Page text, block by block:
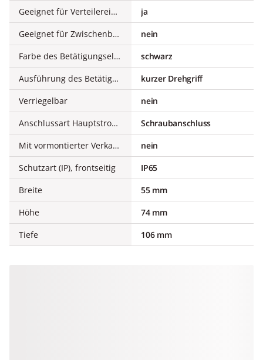
Geeignet für Verteilereinbau
ja
Geeignet für Zwischenbau
nein
Farbe des Betätigungselements
schwarz
Ausführung des Betätigungselements
kurzer Drehgriff
Verriegelbar
nein
Anschlussart Hauptstromkreis
Schraubanschluss
Mit vormontierter Verkabelung
nein
Schutzart (IP), frontseitig
IP65
Breite
55 mm
Höhe
74 mm
Tiefe
106 mm